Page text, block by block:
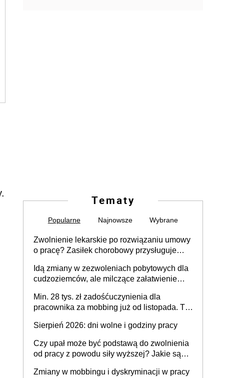
Tematy
Popularne Najnowsze Wybrane
Zwolnienie lekarskie po rozwiązaniu umowy
o pracę? Zasiłek chorobowy przysługuje
dni od ustania stosunku pracy
Idą zmiany w zezwoleniach pobytowych dla
cudzoziemców, ale milczące załatwienie
Min. 28 tys. zł zadośćuczynienia dla
pracownika za mobbing już od listopada. To
zespołu
Sierpień 2026: dni wolne i godziny pracy
Czy upał może być podstawą do zwolnienia
od pracy z powodu siły wyższej? Jakie są
Zmiany w mobbingu i dyskryminacji w pracy